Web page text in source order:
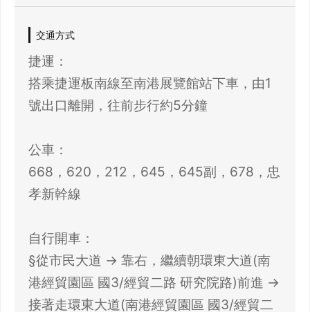
交通方式
捷運：
搭乘捷運板南線至南港展覽館站下車，由1
號出口離開，往前步行約5分鐘
公車：
668，620，212，645，645副，678，忠
孝新幹線
自行開車：
§從市民大道 → 靠右，繼續朝環東大道(南
港經貿園區 國3/經貿二路 研究院路)前進 →
接著走環東大道(南港經貿園區 國3/經貿二